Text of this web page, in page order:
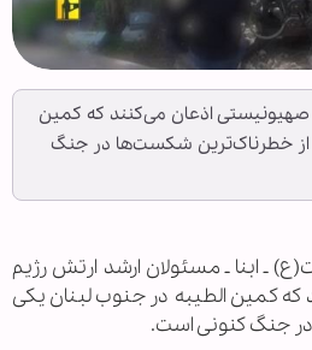
اذعان می‌کنند که کمین
از خطرناک‌ترین شکست‌ها در جنگ
ـ ابنا ـ مسئولان ارشد ارتش رژیم
کمین الطیبه در جنوب لبنان یکی
جنگ کنونی است.